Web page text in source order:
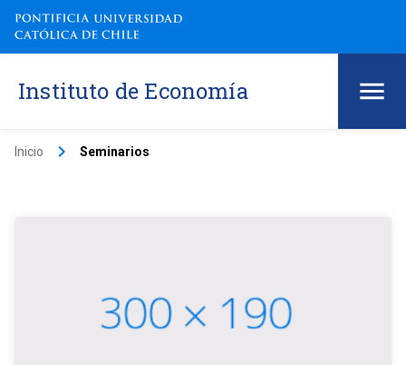
Instituto de Economía
Inicio keyboard_arrow_right Seminarios